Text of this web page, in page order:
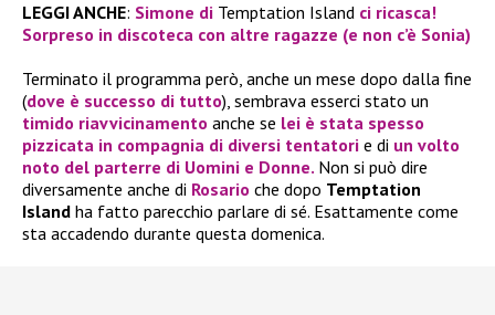
LEGGI ANCHE: Simone di Temptation Island ci ricasca!
Sorpreso in discoteca con altre ragazze (e non c’è Sonia)
Terminato il programma però, anche un mese dopo dalla fine
(dove è successo di tutto), sembrava esserci stato un
timido riavvicinamento anche se lei è stata spesso
pizzicata in compagnia di diversi tentatori e di un volto
noto del parterre di Uomini e Donne. Non si può dire
diversamente anche di Rosario che dopo Temptation
Island ha fatto parecchio parlare di sé. Esattamente come
sta accadendo durante questa domenica.